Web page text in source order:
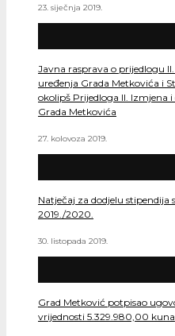
23. siječnja 2019.
Javna rasprava o prijedlogu
uređenja Grada Metkovića i
okolipš Prijedloga II. Izmjena
Grada Metkovića
27. kolovoza 2019.
Natječaj za dodjelu
2019./2020.
30. listopada 2019.
Grad Metković potpisao
vrijednosti 5.329.980,00 kuna